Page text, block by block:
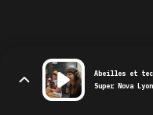
Abeilles et
Super Nova Lyon